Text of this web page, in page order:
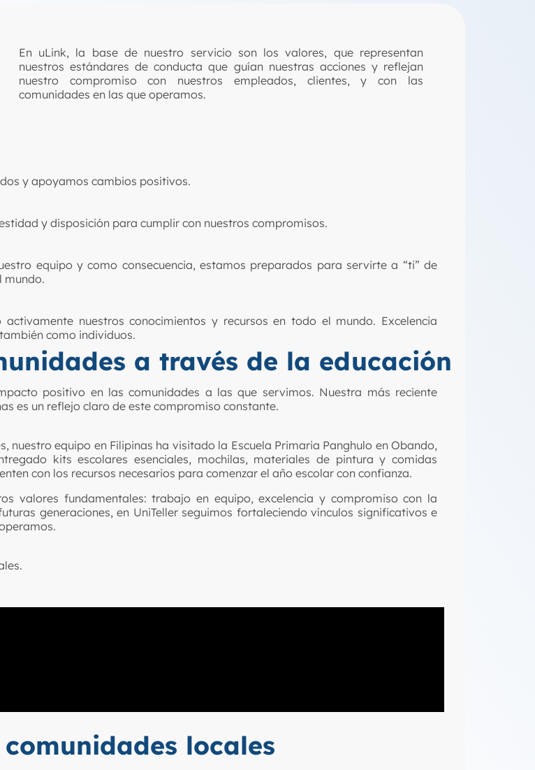
En uLink, la base de nuestro servicio son los valores, que representan
nuestros estándares de conducta que guían nuestras acciones y reflejan
nuestro compromiso con nuestros empleados, clientes, y con las
comunidades en las que operamos.
y apoyamos cambios positivos.
y disposición para cumplir con nuestros compromisos.
equipo y como consecuencia, estamos preparados para servirte a “ti” de
mundo.
nuestros conocimientos y recursos en todo el mundo. Excelencia
como individuos.
a través de la educación
positivo en las comunidades a las que servimos. Nuestra más reciente
es un reflejo claro de este compromiso constante.
, nuestro equipo en Filipinas ha visitado la Escuela Primaria Panghulo en Obando,
kits escolares esenciales, mochilas, materiales de pintura y comidas
con los recursos necesarios para comenzar el año escolar con confianza.
valores fundamentales:trabajo en equipo, excelencia y compromiso con la
generaciones, en UniTeller seguimos fortaleciendo vínculos significativos e
locales